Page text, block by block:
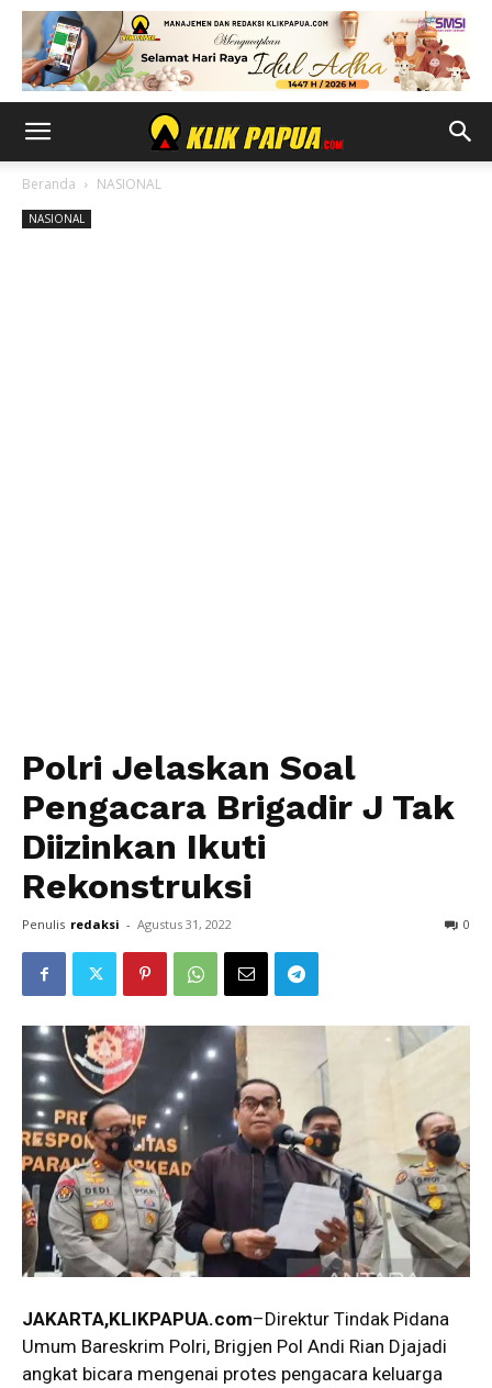
Beranda NASIONAL
NASIONAL
Polri Jelaskan Soal
Pengacara Brigadir J Tak
Diizinkan Ikuti
Rekonstruksi
Penulis redaksi - Agustus 31, 2022 0
JAKARTA,KLIKPAPUA.com–Direktur Tindak Pidana
Umum Bareskrim Polri, Brigjen Pol Andi Rian Djajadi
angkat bicara mengenai protes pengacara keluarga